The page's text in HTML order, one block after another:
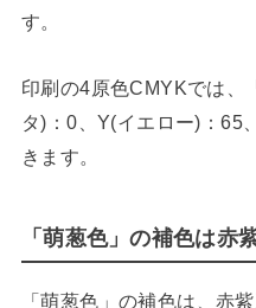
す。
印刷の4原色CMYKでは、
タ)：0、Y(イエロー)：65
きます。
「萌葱色」の補色は赤
「萌葱色」の補色は、赤